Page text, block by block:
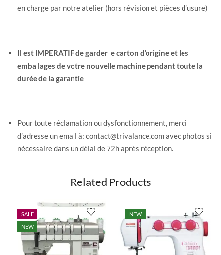
en charge par notre atelier (hors révision et pièces d’usure)
Il est IMPERATIF de garder le carton d’origine et les
emballages de votre nouvelle machine pendant toute la
durée de la garantie
Pour toute réclamation ou dysfonctionnement, merci
d’adresse un email à: contact@trivalance.com avec photos si
nécessaire dans un délai de 72h après réception.
Related Products
SALE
NEW
NEW